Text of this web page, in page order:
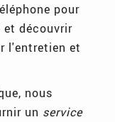
pour
découvrir
l'entretien et
nous
un service